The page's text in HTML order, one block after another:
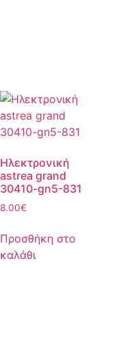
Ηλεκτρονική
astrea grand
30410-gn5-831
8.00€
Προσθήκη στο
καλάθι